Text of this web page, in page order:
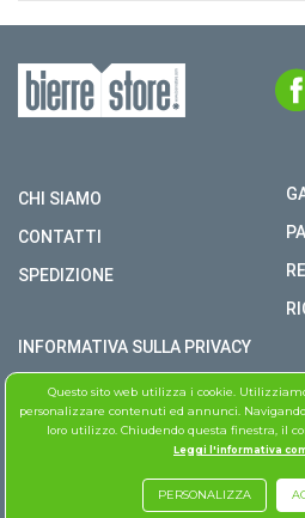
CHI SIAMO
CONTATTI
SPEDIZIONE
INFORMATIVA SULLA PRIVACY
COPYRIGHT © BIERRE STORE
TUTTI I DIRITTI RISERVATI
ASSISTENZA FOLLETTO
Questo sito web utilizza i cookie.
personalizzare contenuti ed annunci.
loro utilizzo. Chiudendo questa finestra, il
Leggi l'informativa
PERSONALIZZA